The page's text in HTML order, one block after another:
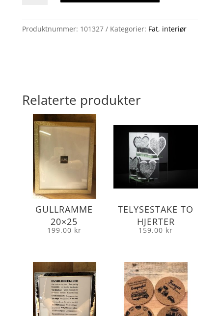
Produktnummer: 101327 Kategorier: Fat, interiør
Relaterte produkter
GULLRAMME
20×25
199.00 kr
TELYSESTAKE TO
HJERTER
159.00 kr